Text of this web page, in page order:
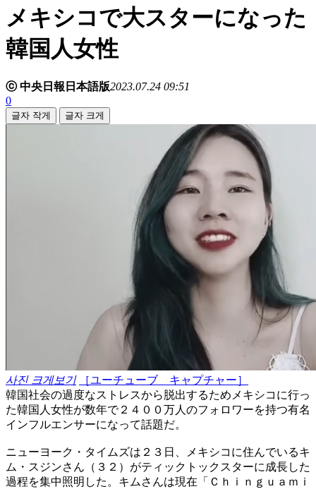
メキシコで大スターになった
韓国人女性
ⓒ 中央日報日本語版2023.07.24 09:51
0
글자 작게 글자 크게
사진 크게보기
［ユーチューブ キャプチャー］
韓国社会の過度なストレスから脱出するためメキシコに行っ
た韓国人女性が数年で２４００万人のフォロワーを持つ有名
インフルエンサーになって話題だ。
ニューヨーク・タイムズは２３日、メキシコに住んでいるキ
ム・スジンさん（３２）がティックトックスターに成長した
過程を集中照明した。キムさんは現在「Ｃｈｉｎｇｕａｍｉ